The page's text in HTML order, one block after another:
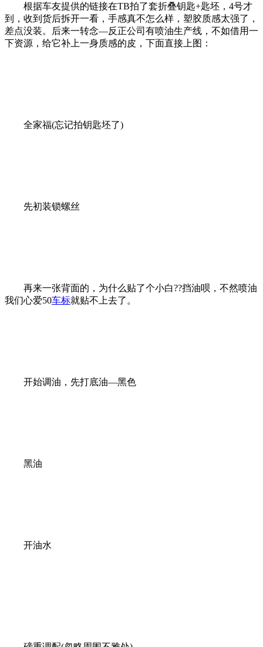
根据车友提供的链接在TB拍了套折叠钥匙+匙坯，4号才
到，收到货后拆开一看，手感真不怎么样，塑胶质感太强了，
差点没装。后来一转念—反正公司有喷油生产线，不如借用一
下资源，给它补上一身质感的皮，下面直接上图：
全家福(忘记拍钥匙坯了)
先初装锁螺丝
再来一张背面的，为什么贴了个小白??挡油呗，不然喷油
我们心爱50车标就贴不上去了。
开始调油，先打底油—黑色
黑油
开油水